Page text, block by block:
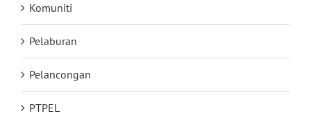
Komuniti
Pelaburan
Pelancongan
PTPEL